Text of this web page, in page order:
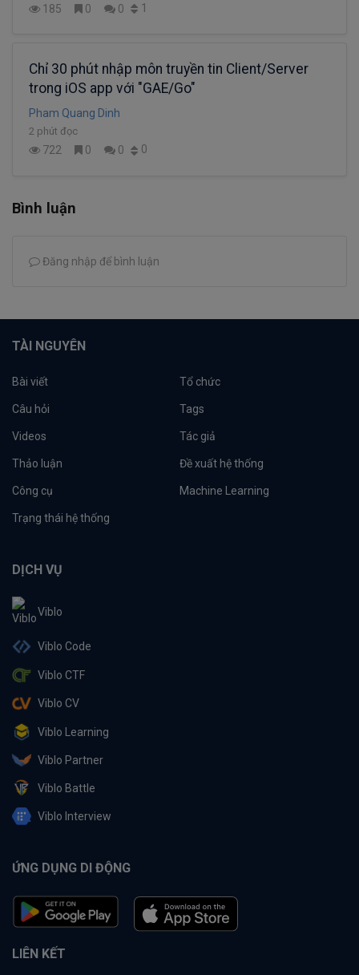
185 0 0 1
Chỉ 30 phút nhập môn truyền tin Client/Server
trong iOS app với "GAE/Go"
Pham Quang Dinh
2 phút đọc
722 0 0 0
Bình luận
Đăng nhập để bình luận
TÀI NGUYÊN
Bài viết Tổ chức
Câu hỏi Tags
Videos Tác giả
Thảo luận Đề xuất hệ thống
Công cụ Machine Learning
Trạng thái hệ thống
DỊCH VỤ
Viblo
Viblo Code
Viblo CTF
Viblo CV
Viblo Learning
Viblo Partner
Viblo Battle
Viblo Interview
ỨNG DỤNG DI ĐỘNG
LIÊN KẾT